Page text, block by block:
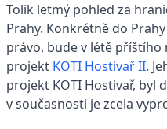
Tolik letmý pohled za
Prahy. Konkrétně do
právo, bude v létě
projekt KOTI Hostivař II.
projekt KOTI Hostivař, byl
v současnosti je zcela